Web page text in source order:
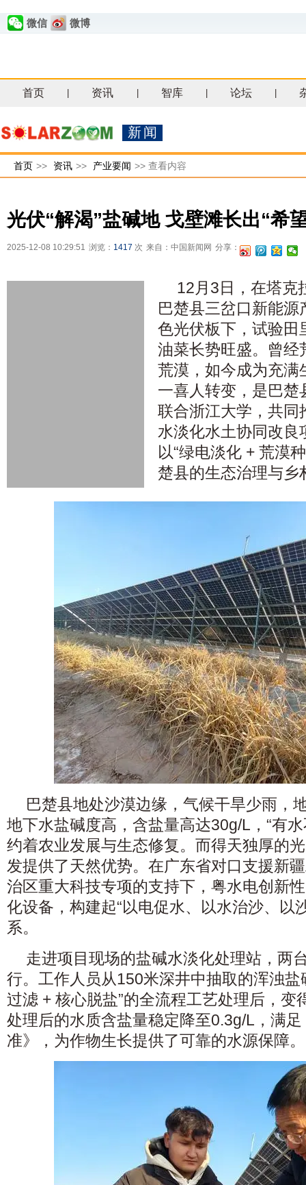
微信 微博
首页 资讯 智库 论坛
新闻
首页 >> 资讯 >> 产业要闻 >> 查看内容
光伏“解渴”盐碱地 戈壁滩长出“希
2025-12-08 10:29:51 浏览： 1417 次 来自：中国新闻网 分享：
12月3日，在塔克
巴楚县三岔口新能
色光伏板下，试验田
油菜长势旺盛。曾经
荒漠，如今成为充满
一喜人转变，是巴楚
联合浙江大学，共同
水淡化水土协同改良
以“绿电淡化 + 荒漠
楚县的生态治理与乡
巴楚县地处沙漠边缘，气候干旱少雨，
地下水盐碱度高，含盐量高达30g/L，“有
约着农业发展与生态修复。而得天独厚的
发提供了天然优势。在广东省对口支援新
治区重大科技专项的支持下，粤水电创新
化设备，构建起“以电促水、以水治沙、以
系。
走进项目现场的盐碱水淡化处理站，两
行。工作人员从150米深井中抽取的浑浊盐
过滤 + 核心脱盐”的全流程工艺处理后，变
处理后的水质含盐量稳定降至0.3g/L，满
准》，为作物生长提供了可靠的水源保障。